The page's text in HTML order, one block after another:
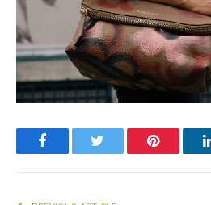
Facebook Pinterest